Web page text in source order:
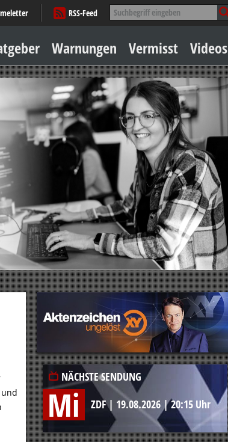
Suche
nach:
RSS-Feed
Inhalt
springen
zu Hause
& Einkauf
& mehr
Leben
Warnungen Vermisst Videos
NÄCHSTE SENDUNG
Mi ZDF| 19.08.2026 |20:15 Uhr